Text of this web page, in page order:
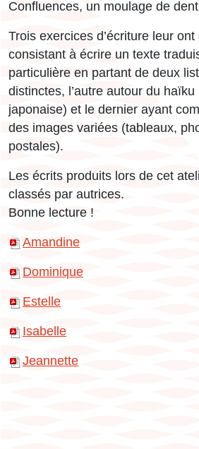
Confluences, un moulage de
Trois exercices d’écriture leur ont
consistant à écrire un texte
particulière en partant de deux
distinctes, l’autre autour du haïku
japonaise) et le dernier ayant
des images variées (tableaux,
postales).
Les écrits produits lors de cet
classés par autrices.
Bonne lecture !
Amandine
Dominique
Estelle
Isabelle
Jeannette